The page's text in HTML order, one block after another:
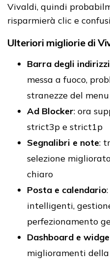
Vivaldi, quindi
risparmierà clic e
Ulteriori migliorie di
Barra degli indirizzi
messa a fuoco,
stranezze del
Ad Blocker: ora
strict3p e strict1p
Segnalibri e note:
selezione
chiaro
Posta e calendario
intelligenti,
perfezionamento
Dashboard e
miglioramenti